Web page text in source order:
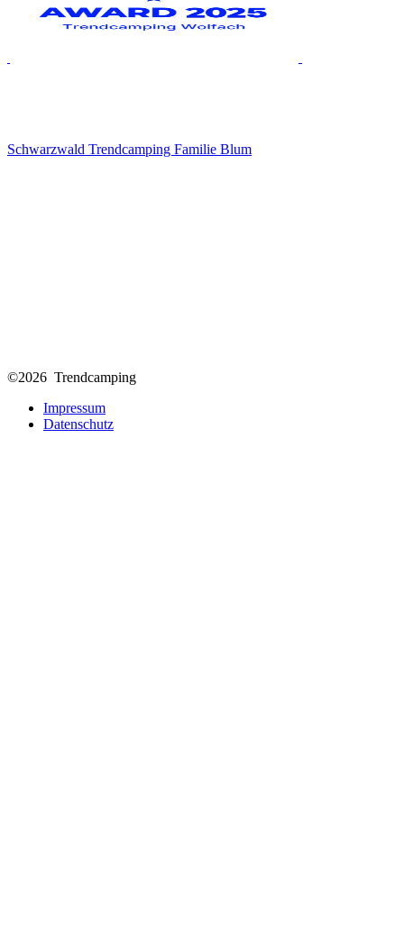
Schwarzwald Trendcamping Familie Blum
©2026 Trendcamping
Impressum
Datenschutz